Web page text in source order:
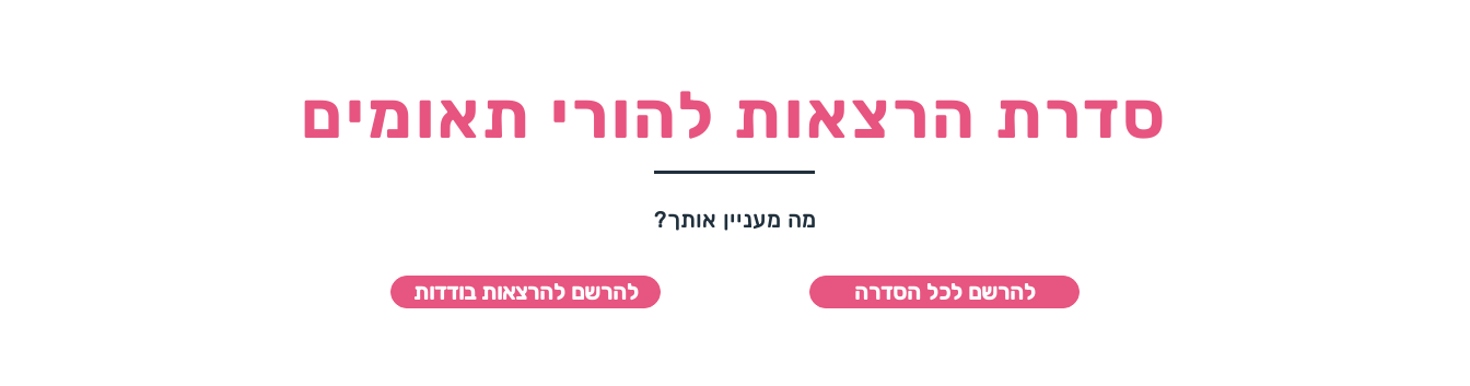
סדרת הרצאות להורי תאומים
מה מעניין אותך?
להרשם להרצאות בודדות להרשם לכל הסדרה